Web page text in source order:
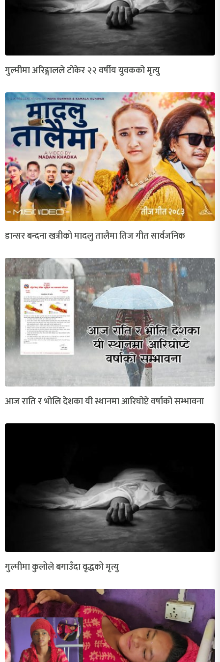
गुल्मीमा अरिङ्गालले टोकेर २२ वर्षीय युवकको मृत्यु
डान्सर बन्दना खत्रीको मादलु तालैमा तिज गीत सार्वजनिक
आज राति र भोलि देशका यी स्थानमा आरिघोप्टे वर्षाको सम्भावना
गुल्मीमा कुलोले बगाउँदा वृद्धको मृत्यु